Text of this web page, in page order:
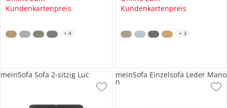
Kundenkartenpreis
+ 4
Kundenkartenpreis
+ 3
meinSofa Sofa 2-sitzig Luc meinSofa Einzelsofa Leder Mano
n